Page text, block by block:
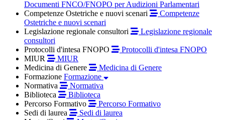
Documenti FNCO/FNOPO per Audizioni Parlamentari
Competenze Ostetriche e nuovi scenari
Competenze
Ostetriche e nuovi scenari
Legislazione regionale consultori
Legislazione regionale
consultori
Protocolli d'intesa FNOPO
Protocolli d'intesa FNOPO
MIUR
MIUR
Medicina di Genere
Medicina di Genere
Formazione Formazione
Normativa
Normativa
Biblioteca
Biblioteca
Percorso Formativo
Percorso Formativo
Sedi di laurea
Sedi di laurea